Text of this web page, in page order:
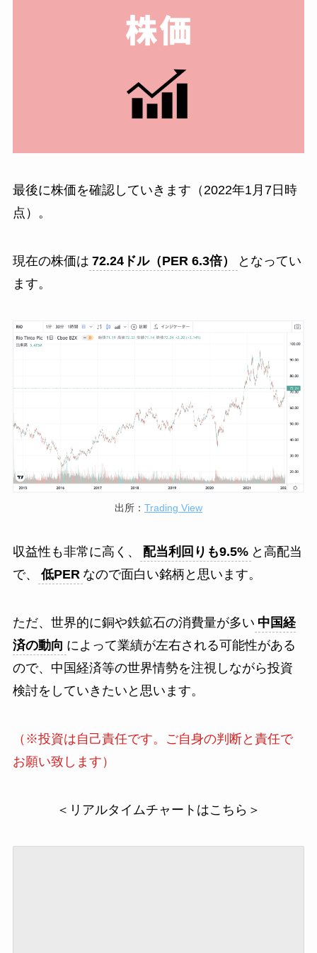
最後に株価を確認していきます（2022年1月7日時
点）。
現在の株価は 72.24ドル（PER 6.3倍）
となってい
ます。
出所： Trading View
収益性も非常に高く、 配当利回りも9.5% と高配当
で、
低PER なので面白い銘柄と思います。
ただ、世界的に銅や鉄鉱石の消費量が多い 中国経
済の動向 によって業績が左右される可能性がある
ので、中国経済等の世界情勢を注視しながら投資
検討をしていきたいと思います。
（※投資は自己責任です。ご自身の判断と責任で
お願い致します）
＜リアルタイムチャートはこちら＞